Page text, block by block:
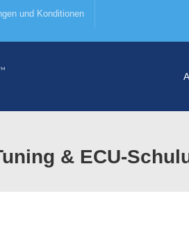
und Konditionen
& ECU-